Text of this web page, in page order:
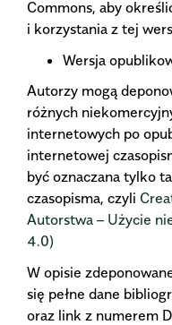
Commons, aby
i korzystania z tej
Wersja
Autorzy mogą
różnych
internetowych po
internetowej
być oznaczana tylko
czasopisma, czyli
Autorstwa – Użycie
4.0)
W opisie
się pełne dane
oraz link z numerem